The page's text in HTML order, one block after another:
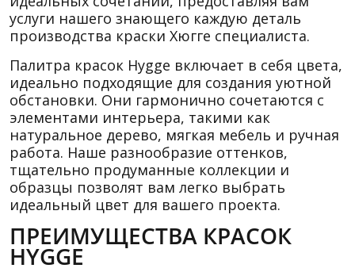
услуги нашего знающего каждую деталь
производства краски Хюгге специалиста.
Палитра красок Hygge включает в себя цвета,
идеально подходящие для создания уютной
обстановки. Они гармонично сочетаются с
элементами интерьера, такими как
натуральное дерево, мягкая мебель и ручная
работа. Наше разнообразие оттенков,
тщательно продуманные коллекции и
образцы позволят вам легко выбрать
идеальный цвет для вашего проекта.
ПРЕИМУЩЕСТВА КРАСОК
HYGGE